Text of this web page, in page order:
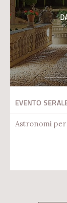
EVENTO
Astronomi